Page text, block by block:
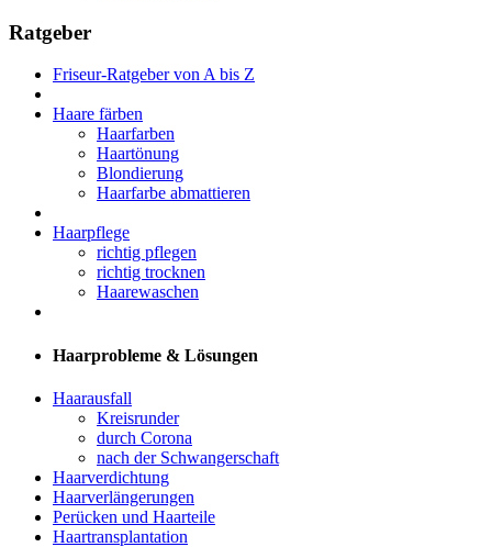
Ratgeber
Friseur-Ratgeber von A bis Z
Haare färben
Haarfarben
Haartönung
Blondierung
Haarfarbe abmattieren
Haarpflege
richtig pflegen
richtig trocknen
Haarewaschen
Haarprobleme & Lösungen
Haarausfall
Kreisrunder
durch Corona
nach der Schwangerschaft
Haarverdichtung
Haarverlängerungen
Perücken und Haarteile
Haartransplantation